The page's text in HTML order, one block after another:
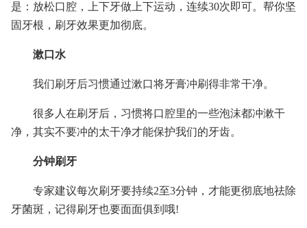
是：放松口腔，上下牙做上下运动，连续30次即可。帮你坚
固牙根，刷牙效果更加彻底。
漱口水
我们刷牙后习惯通过漱口将牙膏冲刷得非常干净。
很多人在刷牙后，习惯将口腔里的一些泡沫都冲漱干
净，其实不要冲的太干净才能保护我们的牙齿。
分钟刷牙
专家建议每次刷牙要持续2至3分钟，才能更彻底地祛除
牙菌斑，记得刷牙也要面面俱到哦!